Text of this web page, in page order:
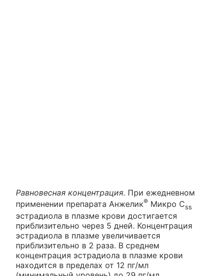
Равновесная концентрация. При ежедневном
применении препарата Анжелик® Микро Css
эстрадиола в плазме крови достигается
приблизительно через 5 дней. Концентрация
эстрадиола в плазме увеличивается
приблизительно в 2 раза. В среднем
концентрация эстрадиола в плазме крови
находится в пределах от 12 пг/мл